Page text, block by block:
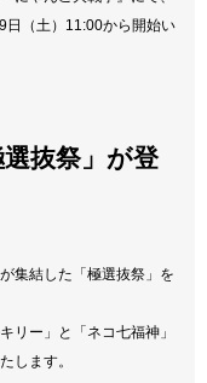
日（土）11:00から開始い
抜祭」が登
集結した「極選抜祭」を
リー」と「ネコ七福神」
します。